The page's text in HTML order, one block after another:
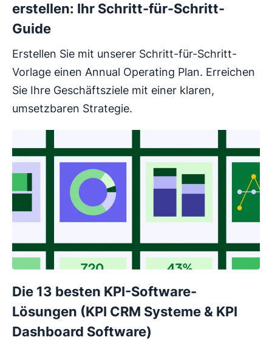
erstellen: Ihr Schritt-für-Schritt-
Guide
Erstellen Sie mit unserer Schritt-für-Schritt-
Vorlage einen Annual Operating Plan. Erreichen
Sie Ihre Geschäftsziele mit einer klaren,
umsetzbaren Strategie.
Die 13 besten KPI-Software-
Lösungen (KPI CRM Systeme & KPI
Dashboard Software)